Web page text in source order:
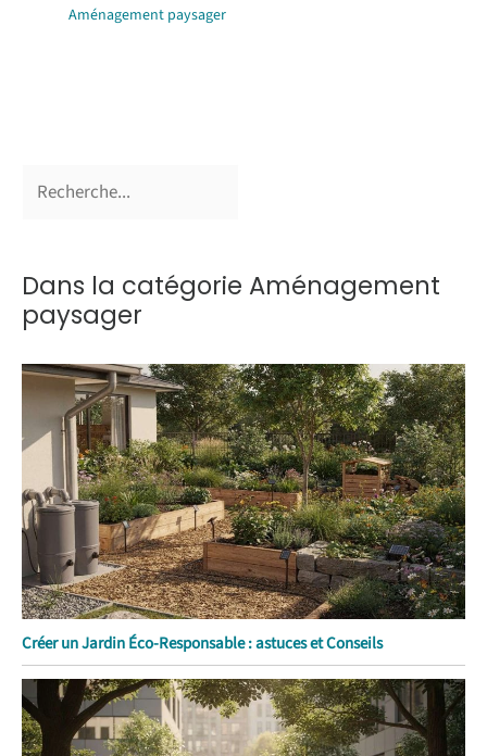
Aménagement paysager
Dans la catégorie Aménagement
paysager
Créer un Jardin Éco-Responsable : astuces et Conseils